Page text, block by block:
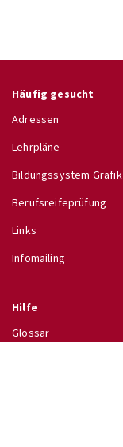
Häufig gesucht
Adressen
Lehrpläne
Bildungssystem Grafik
Berufsreifeprüfung
Links
Infomailing
Hilfe
Glossar